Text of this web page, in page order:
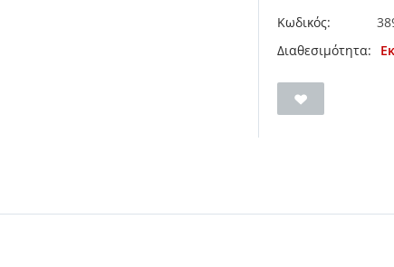
Κωδικός:
Διαθεσιμότητα: